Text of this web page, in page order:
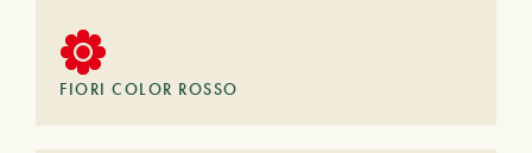
FIORI COLOR ROSSO